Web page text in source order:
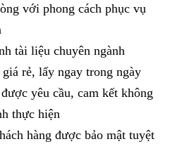
với phong cách phục vụ
tài liệu chuyên ngành
rẻ, lấy ngay trong ngày
yêu cầu, cam kết không
thực hiện
hàng được bảo mật tuyệt